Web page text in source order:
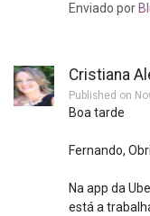
Enviado por
Cristiana
Published on
Boa tarde
Fernando,
Na app da
está a